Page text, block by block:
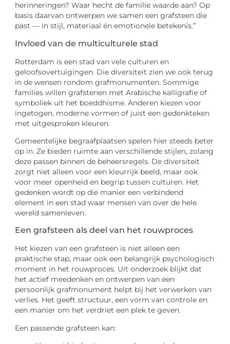
herinneringen? Waar hecht de familie waarde aan? Op
basis daarvan ontwerpen we samen een grafsteen die
past — in stijl, materiaal én emotionele betekenis.”
Invloed van de multiculturele stad
Rotterdam is een stad van vele culturen en
geloofsovertuigingen. Die diversiteit zien we ook terug
in de wensen rondom grafmonumenten. Sommige
families willen grafstenen met Arabische kalligrafie of
symboliek uit het boeddhisme. Anderen kiezen voor
ingetogen, moderne vormen of juist een gedenkteken
met uitgesproken kleuren.
Gemeentelijke begraafplaatsen spelen hier steeds beter
op in. Ze bieden ruimte aan verschillende stijlen, zolang
deze passen binnen de beheersregels. De diversiteit
zorgt niet alleen voor een kleurrijk beeld, maar ook
voor meer openheid en begrip tussen culturen. Het
gedenken wordt op die manier een verbindend
element in een stad waar mensen van over de hele
wereld samenleven.
Een grafsteen als deel van het rouwproces
Het kiezen van een grafsteen is niet alleen een
praktische stap, maar ook een belangrijk psychologisch
moment in het rouwproces. Uit onderzoek blijkt dat
het actief meedenken en ontwerpen van een
persoonlijk grafmonument helpt bij het verwerken van
verlies. Het geeft structuur, een vorm van controle en
een manier om het verdriet een plek te geven.
Een passende grafsteen kan: